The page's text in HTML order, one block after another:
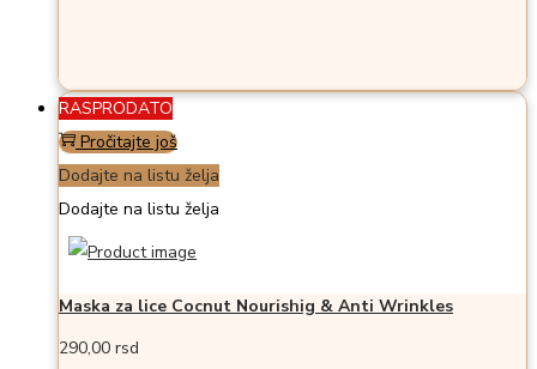
RASPRODATO
Pročitajte još
Dodajte na listu želja
Dodajte na listu želja
Maska za lice Cocnut Nourishig & Anti Wrinkles
290,00 rsd